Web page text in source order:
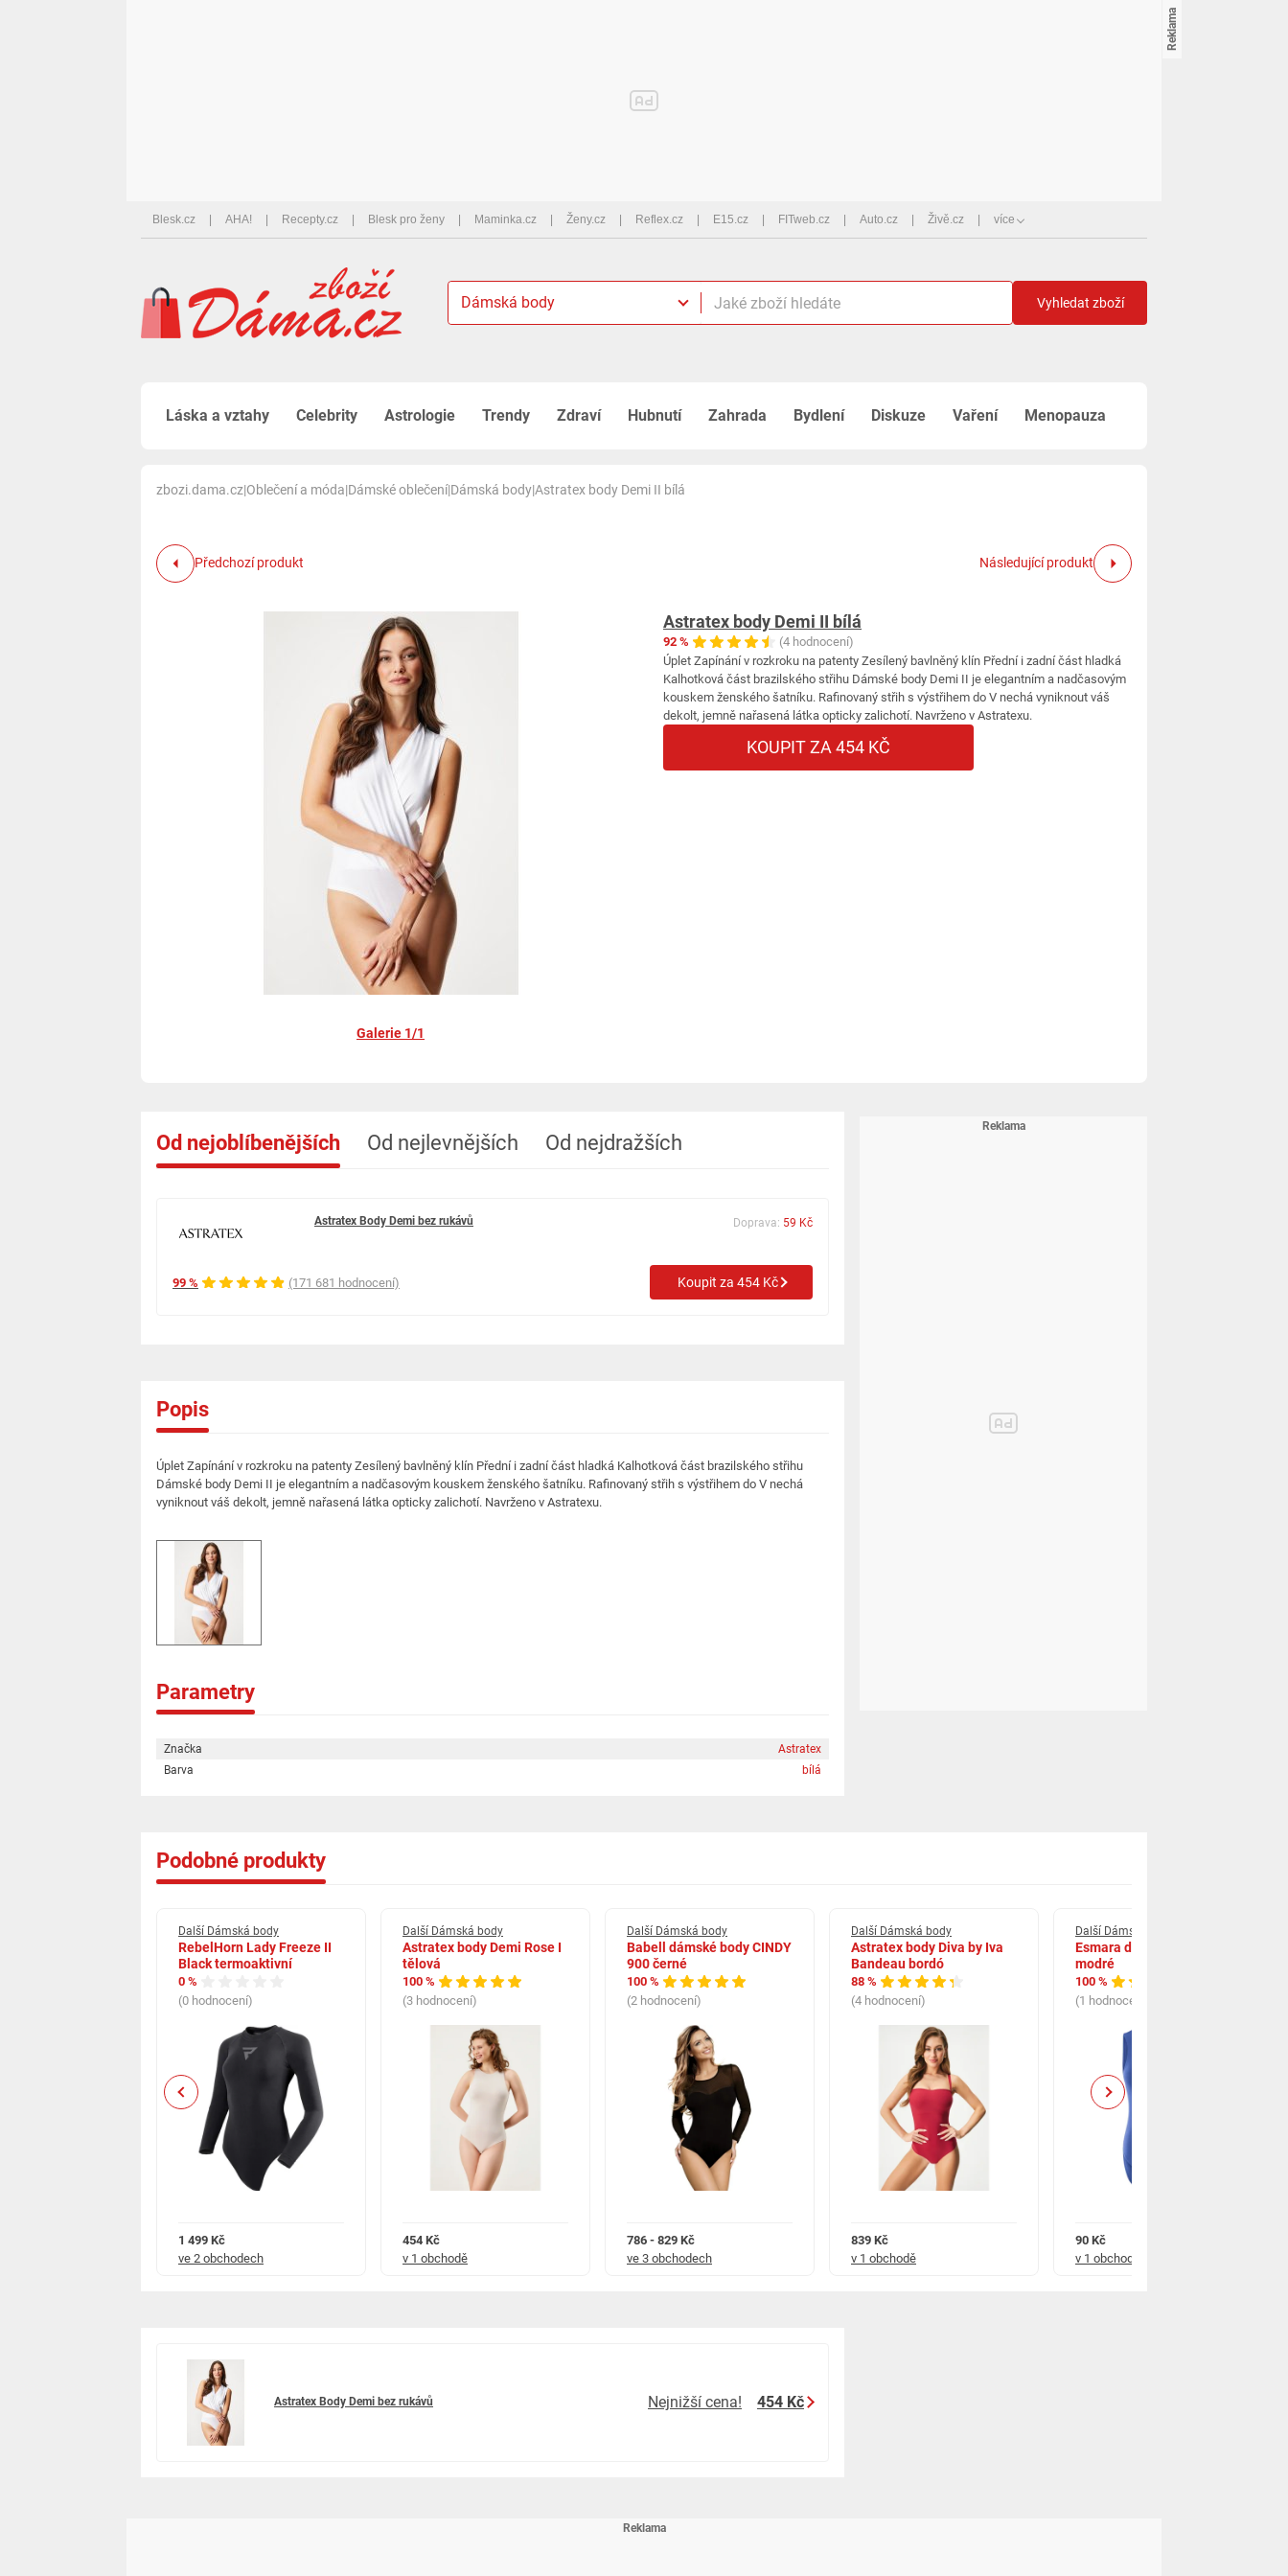
Blesk.cz AHA! Recepty.cz Blesk pro ženy Maminka.cz Ženy.cz Reflex.cz E15.cz FITweb.cz Auto.cz Živě.cz více
Dámská body Vyhledat zboží
Láska a vztahy Celebrity Astrologie Trendy Zdraví Hubnutí Zahrada Bydlení Diskuze Vaření Menopauza
zbozi.dama.cz|Oblečení a móda|Dámské oblečení|Dámská body|Astratex body Demi II bílá
Předchozí produkt Následující produkt
Galerie 1/1
Astratex body Demi II bílá
92 %
(4 hodnocení)
Úplet Zapínání v rozkroku na patenty Zesílený bavlněný klín Přední i zadní část hladká
Kalhotková část brazilského střihu Dámské body Demi II je elegantním a nadčasovým
kouskem ženského šatníku. Rafinovaný střih s výstřihem do V nechá vyniknout váš
dekolt, jemně nařasená látka opticky zalichotí. Navrženo v Astratexu.
KOUPIT ZA 454 KČ
Od nejoblíbenějších Od nejlevnějších Od nejdražších
99 % (171 681 hodnocení)
Astratex Body Demi bez rukávů Doprava: 59 Kč
Koupit za 454 Kč
Popis
Úplet Zapínání v rozkroku na patenty Zesílený bavlněný klín Přední i zadní část hladká Kalhotková část brazilského střihu
Dámské body Demi II je elegantním a nadčasovým kouskem ženského šatníku. Rafinovaný střih s výstřihem do V nechá
vyniknout váš dekolt, jemně nařasená látka opticky zalichotí. Navrženo v Astratexu.
Parametry
Značka
Astratex
Barva
bílá
Podobné produkty
Další Dámská body
RebelHorn Lady Freeze II
Black termoaktivní
0 %
(0 hodnocení)
1 499 Kč
ve 2 obchodech
Další Dámská body
Astratex body Demi Rose I
tělová
100 %
(3 hodnocení)
454 Kč
v 1 obchodě
Další Dámská body
Babell dámské body CINDY
900 černé
100 %
(2 hodnocení)
786 - 829 Kč
ve 3 obchodech
Další Dámská body
Astratex body Diva by Iva
Bandeau bordó
88 %
(4 hodnocení)
839 Kč
v 1 obchodě
Další Dámská body
Esmara dámské body
modré
100 %
(1 hodnocení)
90 Kč
v 1 obchodě
Previous Next
Astratex Body Demi bez rukávů Nejnižší cena! 454 Kč